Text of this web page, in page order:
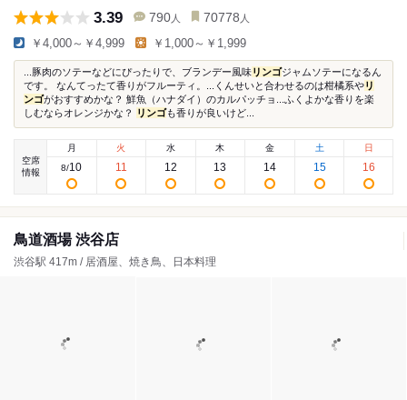
3.39 790 人 70778 人
￥4,000～￥4,999 ￥1,000～￥1,999
...豚肉のソテーなどにぴったりで、ブランデー風味リンゴジャムソテーになるん
です。 なんてったて香りがフルーティ。...くんせいと合わせるのは柑橘系やリ
ンゴがおすすめかな？ 鮮魚（ハナダイ）のカルパッチョ...ふくよかな香りを楽
しむならオレンジかな？
リンゴも香りが良いけど...
空席
情報
月
8/10
火
11
水
12
木
13
金
14
土
15
日
16
鳥道酒場 渋谷店
渋谷駅 417m / 居酒屋、焼き鳥、日本料理